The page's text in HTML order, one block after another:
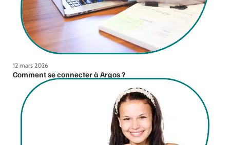
12 mars 2026
Comment se connecter à Argos ?